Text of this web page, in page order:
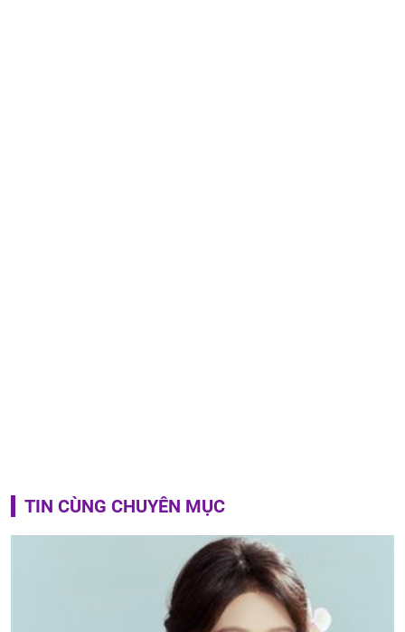
TIN CÙNG CHUYÊN MỤC